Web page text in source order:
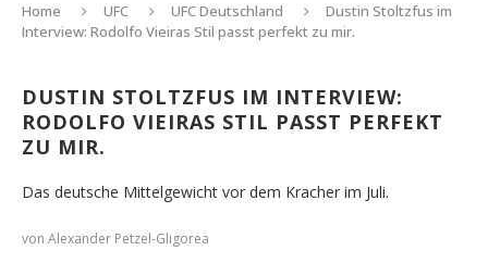
Home UFC UFC Deutschland
Dustin Stoltzfus im
Interview: Rodolfo Vieiras Stil passt perfekt zu mir.
DUSTIN STOLTZFUS IM INTERVIEW:
RODOLFO VIEIRAS STIL PASST PERFEKT
ZU MIR.
Das deutsche Mittelgewicht vor dem Kracher im Juli.
von Alexander Petzel-Gligorea